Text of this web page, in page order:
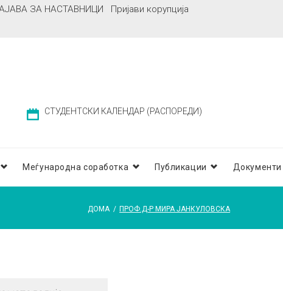
ЗА НАСТАВНИЦИ Пријави корупција
СТУДЕНТСКИ КАЛЕНДАР (РАСПОРЕДИ)
Меѓународна соработка Публикации Документи
ДОМА / ПРОФ.Д-Р МИРА ЈАНКУЛОВСКА